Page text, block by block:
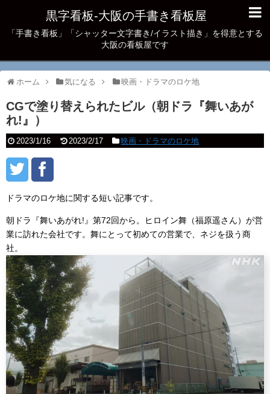
黒字看板‐大阪の手書き看板屋
「手書き看板」「シャッター文字書き/イラスト描き」を得意とする
大阪の看板屋です
ホーム 気になる 映画・ドラマのロケ地
CGで塗り替えられたビル（朝ドラ『舞いあが
れ!』）
2023/1/16 2023/2/17 映画・ドラマのロケ地
ドラマのロケ地に関する短い記事です。
朝ドラ『舞いあがれ!』第72回から。ヒロイン舞（福原遥さん）が営
業に訪れた会社です。舞にとって初めての営業で、ネジを扱う商
社。